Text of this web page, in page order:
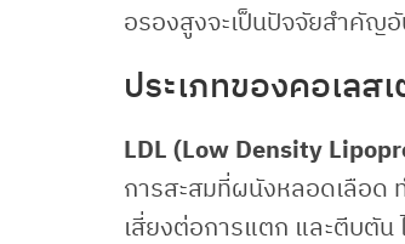
อรองสูงจะเป็นปัจจัยสำคัญอั
ประเภทของคอเลส
LDL (Low Density
การสะสมที่ผนังหลอดเลือด
เสี่ยงต่อการแตก และตีบตัน